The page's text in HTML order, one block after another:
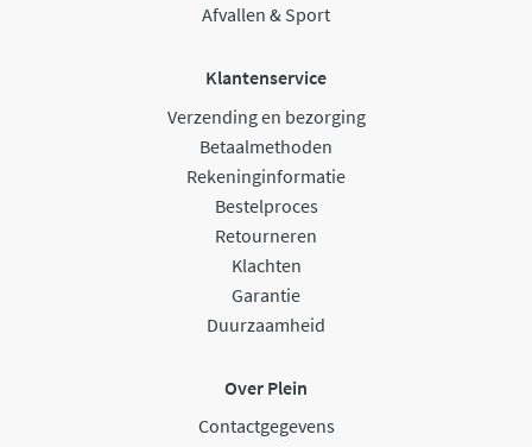
Afvallen & Sport
Klantenservice
Verzending en bezorging
Betaalmethoden
Rekeninginformatie
Bestelproces
Retourneren
Klachten
Garantie
Duurzaamheid
Over Plein
Contactgegevens